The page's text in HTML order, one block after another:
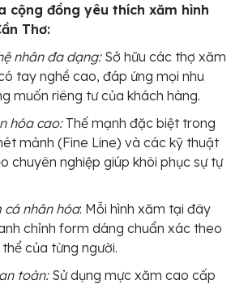
cộng đồng yêu thích xăm hình
Thơ:
nhân đa dạng:Sở hữu các thợ xăm
tay nghề cao, đáp ứng mọi nhu
muốn riêng tư của khách hàng.
hóa cao:Thế mạnh đặc biệt trong
mảnh (Fine Line) và các kỹ thuật
chuyên nghiệp giúp khôi phục sự tự
cá nhân hóa: Mỗi hình xăm tại đây
chỉnh form dáng chuẩn xác theo
của từng người.
toàn:Sử dụng mực xăm cao cấp